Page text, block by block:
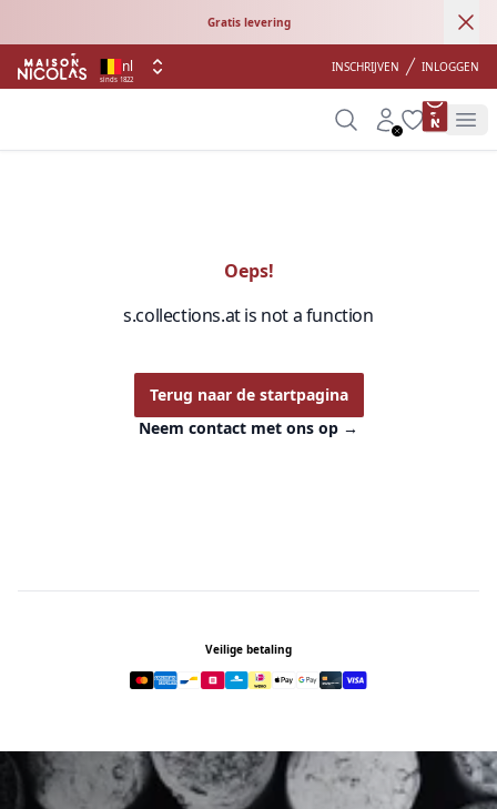
Gratis levering
sinds 1822
nl INSCHRIJVEN INLOGGEN
SearchAccount
Wishlist
Oeps!
s.collections.at is not a function
Terug naar de startpagina
Neem contact met ons op →
Veilige betaling